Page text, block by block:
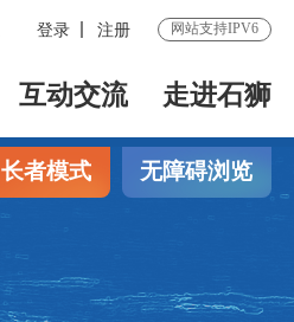
登录 注册 网站支持IPV6
互动交流 走进石狮
长者模式 无障碍浏览